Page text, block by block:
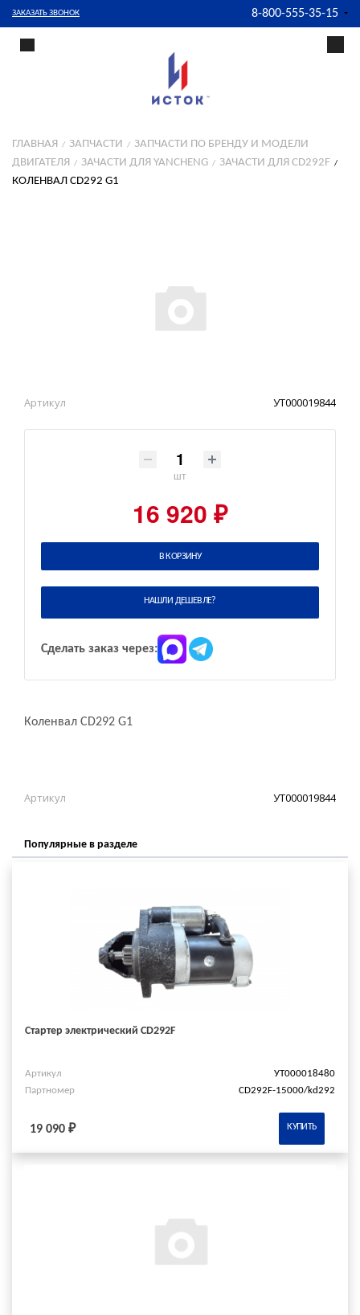
ЗАКАЗАТЬ ЗВОНОК 8-800-555-35-15
ГЛАВНАЯ ЗАПЧАСТИ
ЗАПЧАСТИ ПО БРЕНДУ И МОДЕЛИ
ДВИГАТЕЛЯ
ЗАЧАСТИ ДЛЯ YANCHENG
ЗАЧАСТИ ДЛЯ CD292F
КОЛЕНВАЛ CD292 G1
Артикул УТ000019844
шт
16 920 ₽
В КОРЗИНУ
НАШЛИ ДЕШЕВЛЕ?
Сделать заказ через:
Коленвал CD292 G1
Артикул УТ000019844
Популярные в разделе
Стартер электрический CD292F
Артикул
УТ000018480
Партномер
CD292F-15000/kd292
19 090 ₽ КУПИТЬ